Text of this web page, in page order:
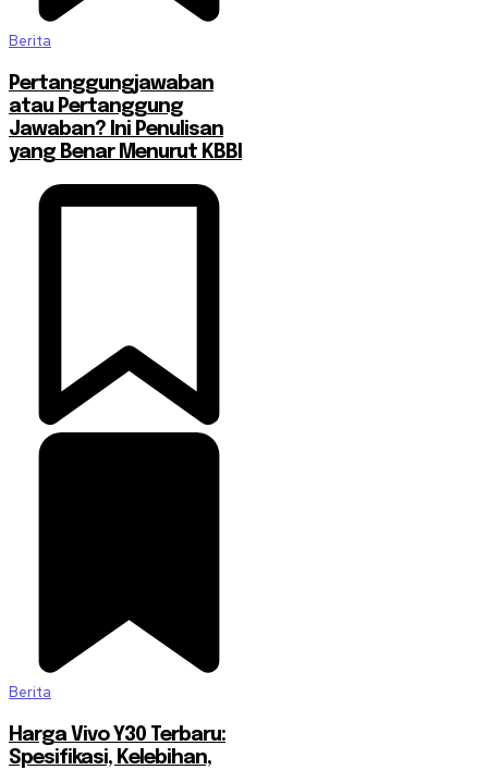
Berita
Pertanggungjawaban
atau Pertanggung
Jawaban? Ini Penulisan
yang Benar Menurut KBBI
Berita
Harga Vivo Y30 Terbaru:
Spesifikasi, Kelebihan,